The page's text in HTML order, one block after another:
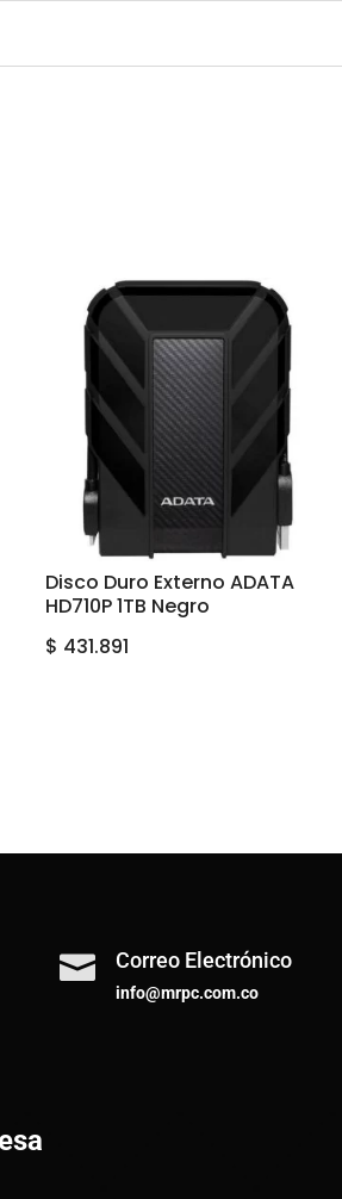
Disco Duro Externo ADATA
HD710P 1TB Negro
$ 431.891
 Correo Electrónico
info@mrpc.com.co